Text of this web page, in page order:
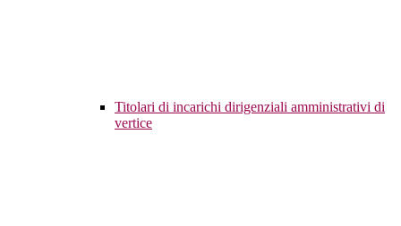
Titolari di incarichi dirigenziali amministrativi di
vertice